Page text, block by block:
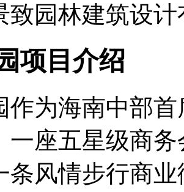
致园林建筑设
项目介绍
作为海南中部
一座五星级商
条风情步行商